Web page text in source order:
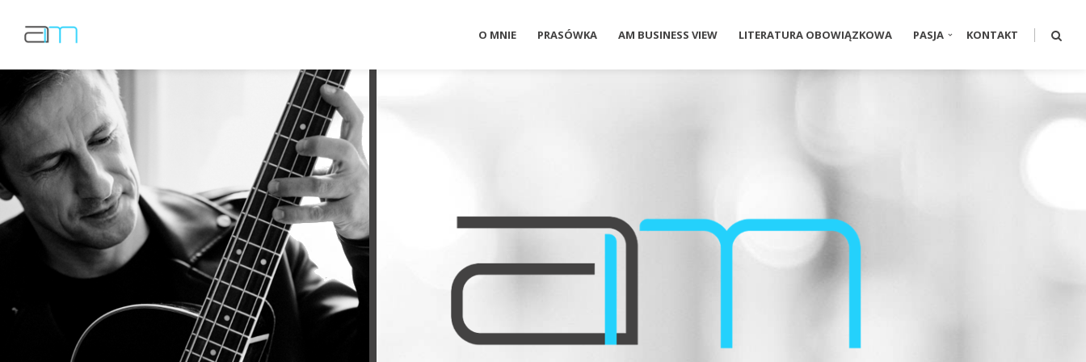
O MNIE PRASÓWKA AM BUSINESS VIEW LITERATURA OBOWIĄZKOWA PASJA KONTAKT